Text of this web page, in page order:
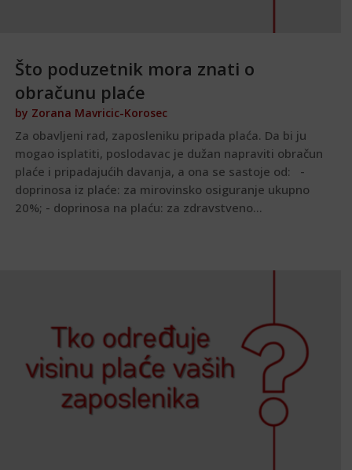
Što poduzetnik mora znati o
obračunu plaće
by Zorana Mavricic-Korosec
Za obavljeni rad, zaposleniku pripada plaća. Da bi ju
mogao isplatiti, poslodavac je dužan napraviti obračun
plaće i pripadajućih davanja, a ona se sastoje od: -
doprinosa iz plaće: za mirovinsko osiguranje ukupno
20%; - doprinosa na plaću: za zdravstveno...